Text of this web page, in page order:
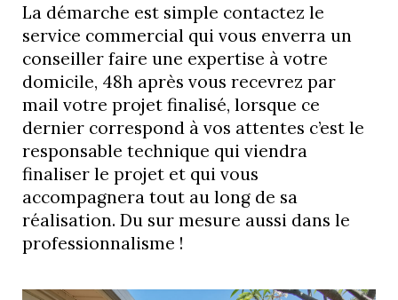
La démarche est simple contactez le
service commercial qui vous enverra un
conseiller faire une expertise à votre
domicile, 48h après vous recevrez par
mail votre projet finalisé, lorsque ce
dernier correspond à vos attentes c’est le
responsable technique qui viendra
finaliser le projet et qui vous
accompagnera tout au long de sa
réalisation. Du sur mesure aussi dans le
professionnalisme !